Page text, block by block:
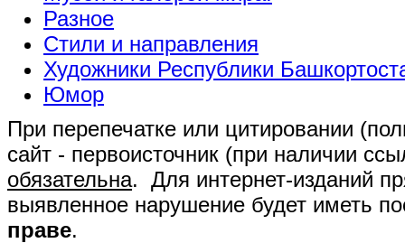
Разное
Стили и направления
Художники Республики
Юмор
При перепечатке или цитировании
сайт - первоисточник (при наличии
обязательна. Для интернет-изданий
выявленное нарушение будет иметь
праве.